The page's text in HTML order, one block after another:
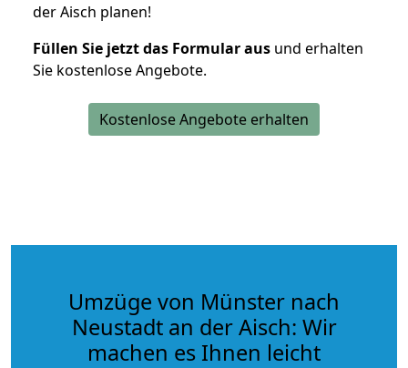
der Aisch planen!
Füllen Sie jetzt das Formular aus und erhalten
Sie kostenlose Angebote.
Kostenlose Angebote erhalten
Umzüge von Münster nach
Neustadt an der Aisch: Wir
machen es Ihnen leicht